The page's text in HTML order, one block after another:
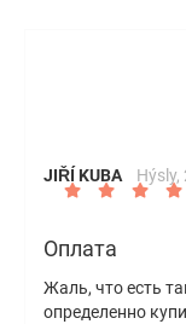
JIŘÍ KUBA Hýsly,
Оплата
Жаль, что есть
определенно